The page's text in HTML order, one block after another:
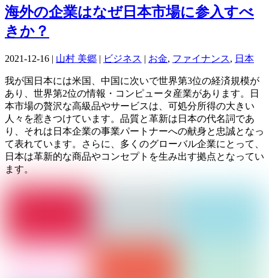
海外の企業はなぜ日本市場に参入すべ
きか？
2021-12-16 | 山村 美郷 | ビジネス | お金, ファイナンス, 日本
我が国日本には米国、中国に次いで世界第3位の経済規模が
あり、世界第2位の情報・コンピュータ産業があります。日
本市場の贅沢な高級品やサービスは、可処分所得の大きい
人々を惹きつけています。品質と革新は日本の代名詞であ
り、それは日本企業の事業パートナーへの献身と忠誠となっ
て表れています。さらに、多くのグローバル企業にとって、
日本は革新的な商品やコンセプトを生み出す拠点となってい
ます。